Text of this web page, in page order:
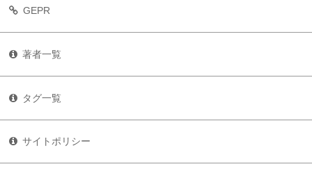
GEPR
著者一覧
タグ一覧
サイトポリシー